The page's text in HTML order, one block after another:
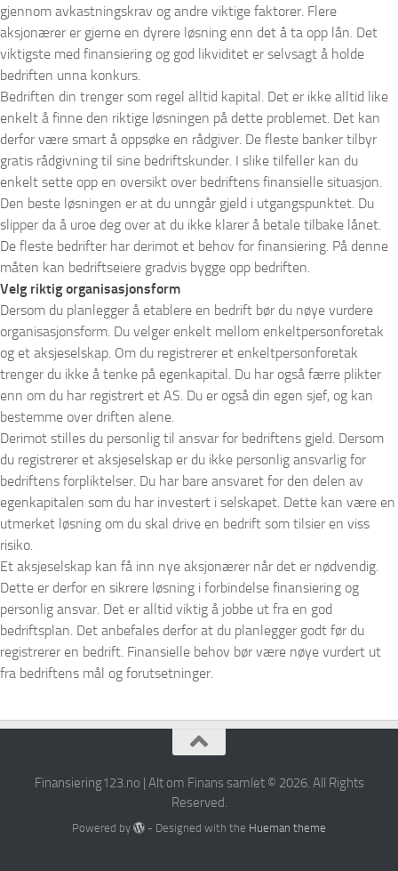
gjennom avkastningskrav og andre viktige faktorer. Flere
aksjonærer er gjerne en dyrere løsning enn det å ta opp lån. Det
viktigste med finansiering og god likviditet er selvsagt å holde
bedriften unna konkurs.
Bedriften din trenger som regel alltid kapital. Det er ikke alltid like
enkelt å finne den riktige løsningen på dette problemet. Det kan
derfor være smart å oppsøke en rådgiver. De fleste banker tilbyr
gratis rådgivning til sine bedriftskunder. I slike tilfeller kan du
enkelt sette opp en oversikt over bedriftens finansielle situasjon.
Den beste løsningen er at du unngår gjeld i utgangspunktet. Du
slipper da å uroe deg over at du ikke klarer å betale tilbake lånet.
De fleste bedrifter har derimot et behov for finansiering. På denne
måten kan bedriftseiere gradvis bygge opp bedriften.
Velg riktig organisasjonsform
Dersom du planlegger å etablere en bedrift bør du nøye vurdere
organisasjonsform. Du velger enkelt mellom enkeltpersonforetak
og et aksjeselskap. Om du registrerer et enkeltpersonforetak
trenger du ikke å tenke på egenkapital. Du har også færre plikter
enn om du har registrert et AS. Du er også din egen sjef, og kan
bestemme over driften alene.
Derimot stilles du personlig til ansvar for bedriftens gjeld. Dersom
du registrerer et aksjeselskap er du ikke personlig ansvarlig for
bedriftens forpliktelser. Du har bare ansvaret for den delen av
egenkapitalen som du har investert i selskapet. Dette kan være en
utmerket løsning om du skal drive en bedrift som tilsier en viss
risiko.
Et aksjeselskap kan få inn nye aksjonærer når det er nødvendig.
Dette er derfor en sikrere løsning i forbindelse finansiering og
personlig ansvar. Det er alltid viktig å jobbe ut fra en god
bedriftsplan. Det anbefales derfor at du planlegger godt før du
registrerer en bedrift. Finansielle behov bør være nøye vurdert ut
fra bedriftens mål og forutsetninger.
Finansiering123.no | Alt om Finans samlet © 2026. All Rights
Reserved.
Powered by - Designed with the Hueman theme